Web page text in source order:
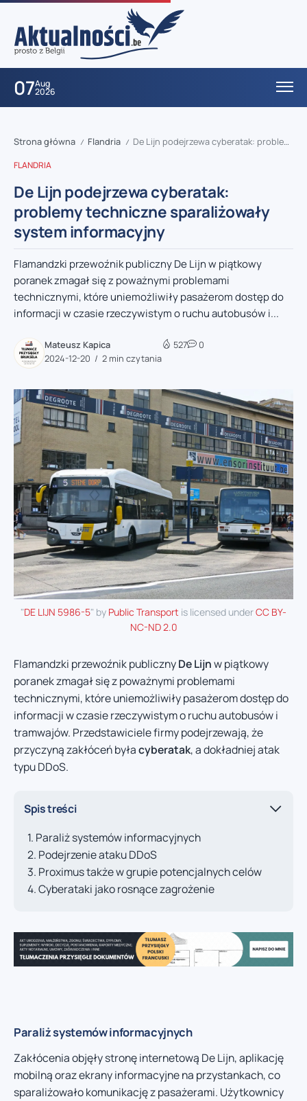
07Aug
2026
Strona główna / Flandria / De Lijn podejrzewa cyberatak: problemy techniczne sparaliżowały system informacyjny
FLANDRIA
De Lijn podejrzewa cyberatak:
problemy techniczne sparaliżowały
system informacyjny
Flamandzki przewoźnik publiczny De Lijn w piątkowy
poranek zmagał się z poważnymi problemami
technicznymi, które uniemożliwiły pasażerom dostęp do
informacji w czasie rzeczywistym o ruchu autobusów i...
Mateusz Kapica
2024-12-20
2 min czytania
527 0
"DE LIJN 5986-5" by Public Transport is licensed underCC BY-
NC-ND 2.0
Flamandzki przewoźnik publicznyDe Lijnw piątkowy
poranek zmagał się z poważnymi problemami
technicznymi, które uniemożliwiły pasażerom dostęp do
informacji w czasie rzeczywistym o ruchu autobusów i
tramwajów. Przedstawiciele firmy podejrzewają, że
przyczyną zakłóceń byłacyberatak, a dokładniej atak
typu DDoS.
Spis treści
Paraliż systemów informacyjnych
Podejrzenie ataku DDoS
Proximus także w grupie potencjalnych celów
Cyberataki jako rosnące zagrożenie
Paraliż systemów informacyjnych
Zakłócenia objęły stronę internetową De Lijn, aplikację
mobilną oraz ekrany informacyjne na przystankach, co
sparaliżowało komunikację z pasażerami. Użytkownicy